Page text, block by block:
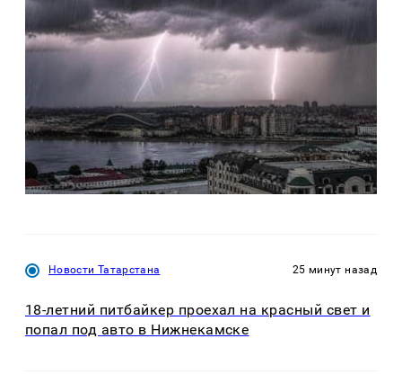
Новости Татарстана 25 минут назад
18-летний питбайкер проехал на красный свет и
попал под авто в Нижнекамске